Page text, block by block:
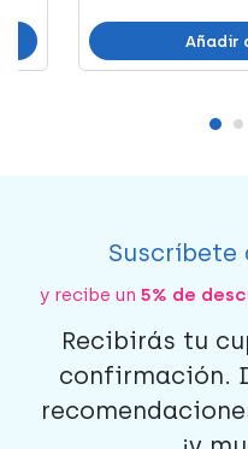
Añadir
y recibe un 5% de
Recibirás tu
confirmación.